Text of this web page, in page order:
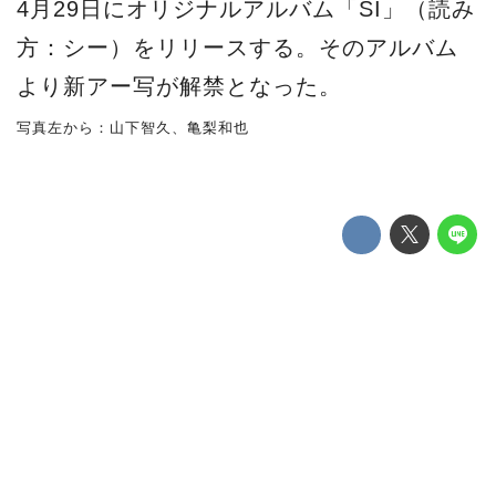
4月29日にオリジナルアルバム「SI」（読み
方：シー）をリリースする。そのアルバム
より新アー写が解禁となった。
写真左から：山下智久、亀梨和也